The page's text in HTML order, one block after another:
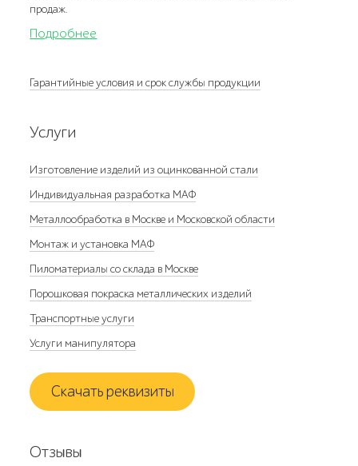
продаж.
Подробнее
Гарантийные условия и срок службы продукции
Услуги
Изготовление изделий из оцинкованной стали
Индивидуальная разработка МАФ
Металлообработка в Москве и Московской области
Монтаж и установка МАФ
Пиломатериалы со склада в Москве
Порошковая покраска металлических изделий
Транспортные услуги
Услуги манипулятора
Скачать реквизиты
Отзывы